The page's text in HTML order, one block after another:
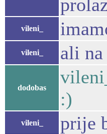
vileni_
vileni_ ali
dodobas
:)
vileni_ prije